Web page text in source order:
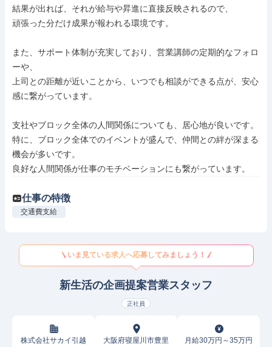
結果が出れば、それが給与や昇進に直接反映されるので、
頑張った分だけ成果が報われる環境です。
また、サポート体制が充実しており、営業講師の定期的なフォロ
ーや、
上司との距離が近いことから、いつでも相談ができる点が、安心
感に繋がっています。
支社やブロック全体の人間関係についても、居心地が良いです。
特に、ブロック全体でのイベントが盛んで、仲間との絆が深まる
機会が多いです。
良好な人間関係が仕事のモチベーションにも繋がっています。
仕事の特徴
交通費支給
いま見ている求人へ応募してみましょう！
新生活の企画提案営業スタッフ
正社員
株式会社サカイ引越 大阪府寝屋川市豊里 月給30万円～35万円